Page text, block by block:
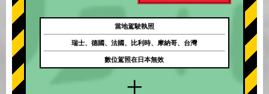
+
當地駕駛執照
瑞士、德國、法國、比利時、摩納哥、台灣
數位駕照在日本無效